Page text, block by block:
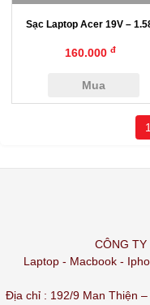
Sạc Laptop Acer 19V –
160.000đ
Mua
1
CÔNG TY
Laptop - Macbook -
Địa chỉ : 192/9 Man Thiện